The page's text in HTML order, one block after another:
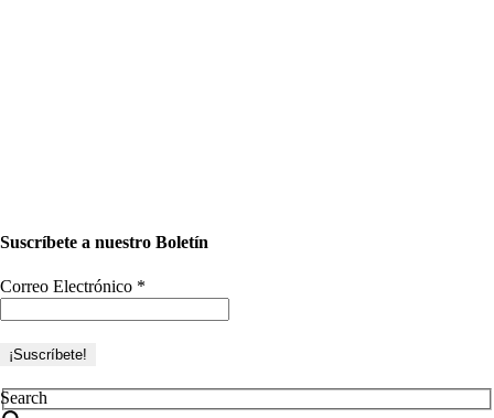
Suscríbete a nuestro Boletín
Correo Electrónico *
Search